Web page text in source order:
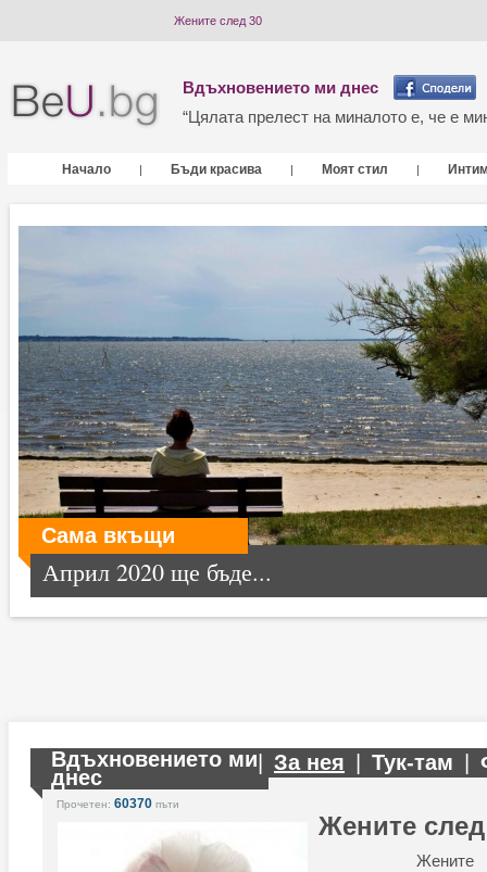
Жените след 30
Вдъхновението ми днес
“Цялата прелест на миналото е, че е
Начало | Бъди красива | Моят стил |
Сама вкъщи
Април 2020 ще бъде...
Вдъхновението ми
днес
За нея Тук-там
Прочетен: 60370 пъти
Жените